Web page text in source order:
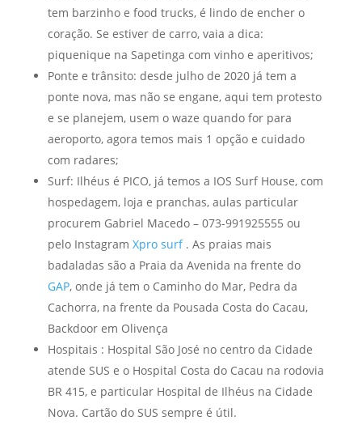
tem barzinho e food trucks, é lindo de encher o
coração. Se estiver de carro, vaia a dica:
piquenique na Sapetinga com vinho e aperitivos;
Ponte e trânsito: desde julho de 2020 já tem a
ponte nova, mas não se engane, aqui tem protesto
e se planejem, usem o waze quando for para
aeroporto, agora temos mais 1 opção e cuidado
com radares;
Surf: Ilhéus é PICO, já temos a IOS Surf House, com
hospedagem, loja e pranchas, aulas particular
procurem Gabriel Macedo – 073-991925555 ou
pelo Instagram Xpro surf. As praias mais
badaladas são a Praia da Avenida na frente do
GAP, onde já tem o Caminho do Mar, Pedra da
Cachorra, na frente da Pousada Costa do Cacau,
Backdoor em Olivença
Hospitais : Hospital São José no centro da Cidade
atende SUS e o Hospital Costa do Cacau na rodovia
BR 415, e particular Hospital de Ilhéus na Cidade
Nova. Cartão do SUS sempre é útil.